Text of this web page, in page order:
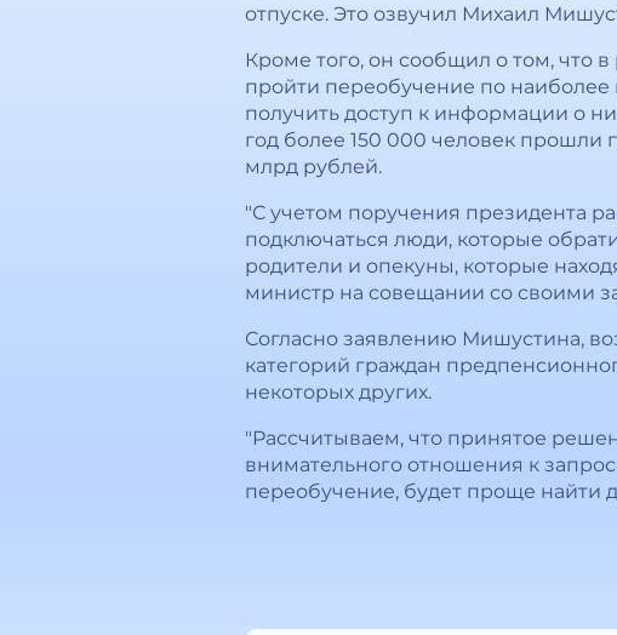
отпуске. Это озвучил Михаил
Кроме того, он сообщил о том, что
пройти переобучение по наиболее
получить доступ к информации о
год более 150 000 человек прошли
млрд рублей.
"С учетом поручения президента
подключаться люди, которые
родители и опекуны, которые
министр на совещании со своими
Согласно заявлению Мишустина,
категорий граждан
некоторых других.
"Рассчитываем, что принятое
внимательного отношения к
переобучение, будет проще найти